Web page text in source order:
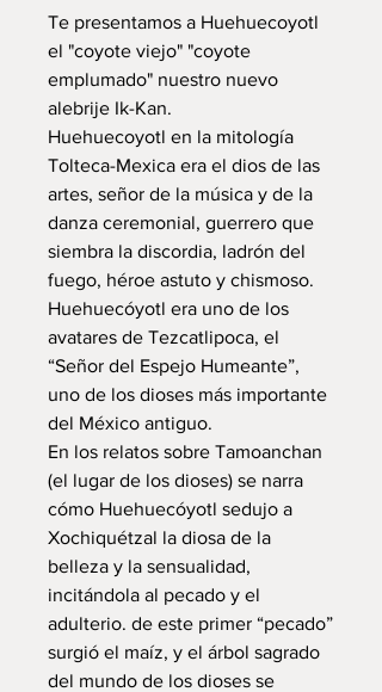
Te presentamos a Huehuecoyotl
el "coyote viejo" "coyote
emplumado" nuestro nuevo
alebrije Ik-Kan.
Huehuecoyotl en la mitología
Tolteca-Mexica era el dios de las
artes, señor de la música y de la
danza ceremonial, guerrero que
siembra la discordia, ladrón del
fuego, héroe astuto y chismoso.
Huehuecóyotl era uno de los
avatares de Tezcatlipoca, el
“Señor del Espejo Humeante”,
uno de los dioses más importante
del México antiguo.
En los relatos sobre Tamoanchan
(el lugar de los dioses) se narra
cómo Huehuecóyotl sedujo a
Xochiquétzal la diosa de la
belleza y la sensualidad,
incitándola al pecado y el
adulterio. de este primer “pecado”
surgió el maíz, y el árbol sagrado
del mundo de los dioses se